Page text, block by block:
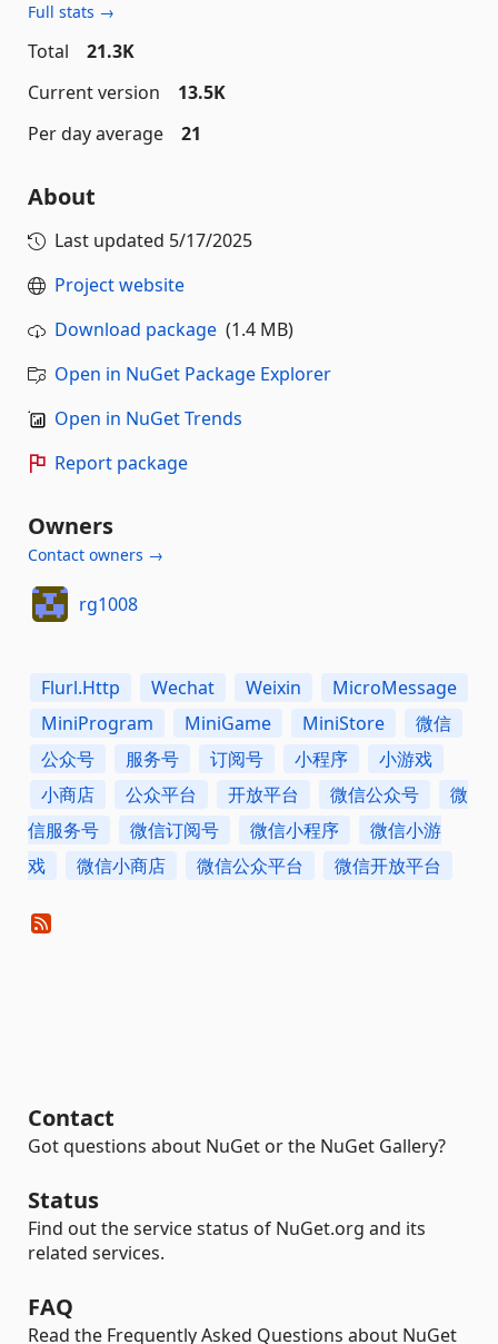
Full stats →
Total
21.3K
Current version
13.5K
Per day average
21
About
Last updated 5/17/2025
Project website
Download package (1.4 MB)
Open in NuGet Package Explorer
Open in NuGet Trends
Report package
Owners
Contact owners →
rg1008
Flurl.Http Wechat Weixin
MicroMessage
MiniProgram
MiniGame MiniStore
微信
公众号
服务号 订阅号 小程序
小游戏
小商店
公众平台 开放平台 微信公众号
微
信服务号
微信订阅号 微信小程序
微信小游
戏
微信小商店 微信公众平台 微信开放平台
Contact
Got questions about NuGet or the NuGet Gallery?
Status
Find out the service status of NuGet.org and its
related services.
FAQ
Read the Frequently Asked Questions about NuGet